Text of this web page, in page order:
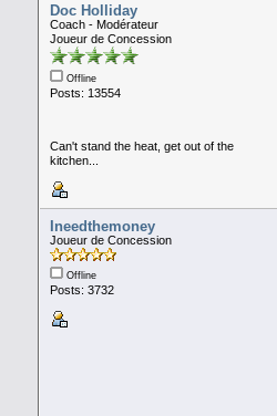
Doc Holliday
Coach - Modérateur
Joueur de Concession
Offline
Posts: 13554
Can't stand the heat, get out of the
kitchen...
Ineedthemoney
Joueur de Concession
Offline
Posts: 3732